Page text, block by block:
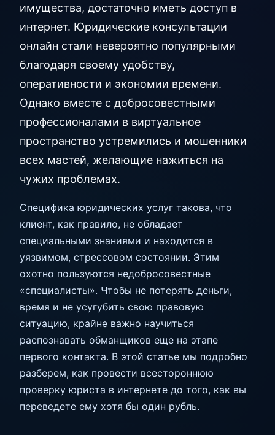
имущества, достаточно иметь доступ в
интернет. Юридические консультации
онлайн стали невероятно популярными
благодаря своему удобству,
оперативности и экономии времени.
Однако вместе с добросовестными
профессионалами в виртуальное
пространство устремились и мошенники
всех мастей, желающие нажиться на
чужих проблемах.
Специфика юридических услуг такова, что
клиент, как правило, не обладает
специальными знаниями и находится в
уязвимом, стрессовом состоянии. Этим
охотно пользуются недобросовестные
«специалисты». Чтобы не потерять деньги,
время и не усугубить свою правовую
ситуацию, крайне важно научиться
распознавать обманщиков еще на этапе
первого контакта. В этой статье мы подробно
разберем, как провести всестороннюю
проверку юриста в интернете до того, как вы
переведете ему хотя бы один рубль.